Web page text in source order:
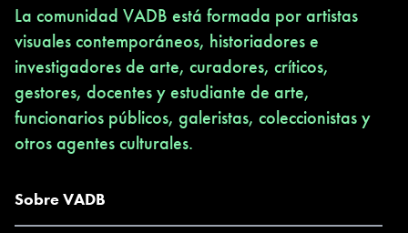
La comunidad VADB está formada por artistas
visuales contemporáneos, historiadores e
investigadores de arte, curadores, críticos,
gestores, docentes y estudiante de arte,
funcionarios públicos, galeristas, coleccionistas y
otros agentes culturales.
Sobre VADB